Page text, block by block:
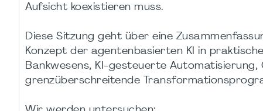
Aufsicht koexistieren muss.
Diese Sitzung geht über eine
Konzept der agentenbasierten KI in
Bankwesens, KI-gesteuerte
grenzüberschreitende